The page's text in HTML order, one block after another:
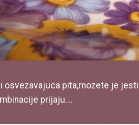
osvezavajuca pita,mozete je
prijaju….